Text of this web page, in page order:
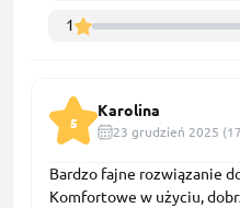
1
5
Karolina
23 grudzień 2025
Bardzo fajne rozwiązanie
Komfortowe w użyciu,